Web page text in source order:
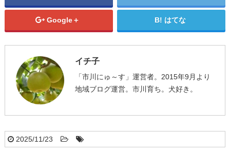
Google＋ はてな
イチ子
「市川にゅ～す」運営者。2015年9月より
地域ブログ運営。市川育ち。犬好き。
2025/11/23